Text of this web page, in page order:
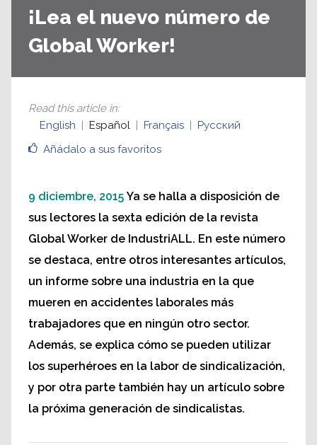
¡Lea el nuevo número de
Global Worker!
Añádalo a sus favoritos
Read this article in:
English
Español Français Русский
9 diciembre, 2015 Ya se halla a disposición de
sus lectores la sexta edición de la revista
Global Worker de IndustriALL. En este número
se destaca, entre otros interesantes artículos,
un informe sobre una industria en la que
mueren en accidentes laborales más
trabajadores que en ningún otro sector.
Además, se explica cómo se pueden utilizar
los superhéroes en la labor de sindicalización,
y por otra parte también hay un artículo sobre
la próxima generación de sindicalistas.